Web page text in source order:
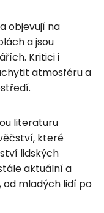
objevují na
a jsou
Kritici i
atmosféru a
literaturu
které
lidských
aktuální a
mladých lidí po